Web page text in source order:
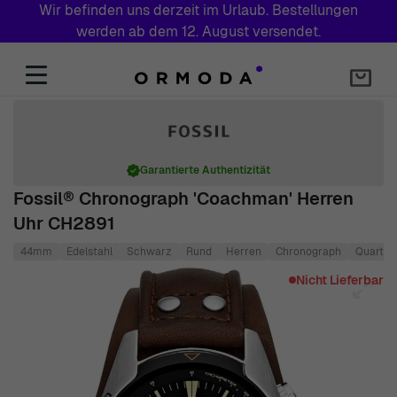
Wir befinden uns derzeit im Urlaub. Bestellungen
werden ab dem 12. August versendet.
Fossil® Chronograph 'Coachman' Herren
Uhr CH2891
Garantierte Authentizität
44mm Edelstahl Schwarz Rund Herren Chronograph Quartz
Nicht Lieferbar
Click to view image in fullscreen